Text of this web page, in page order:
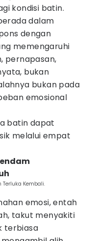
kondisi batin.
dalam
dengan
memengaruhi
pernapasan,
bukan
bukan pada
emosional
batin dapat
melalui empat
Kembali.
emosi, entah
takut menyakiti
terbiasa